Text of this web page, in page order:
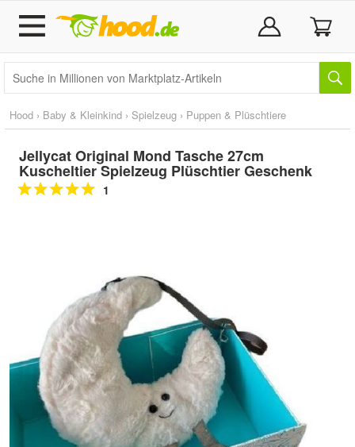
Hood › Baby & Kleinkind › Spielzeug › Puppen & Plüschtiere
Jellycat Original Mond Tasche 27cm
Kuscheltier Spielzeug Plüschtier Geschenk
1